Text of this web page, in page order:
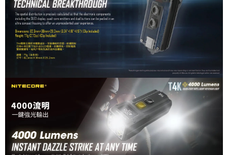
時審查核予不同之上限額度；若仍有額度不足之情形，本公司將視審查結果
請求用戶進行身份認證。
５．嚴禁一人註冊多個帳號或使用他人資訊註冊。若發現惡意使用之情形，
恩沛科技股份有限公司將有權停止該用戶之使用額度並採取法律行動。
每筆NT$200，滿NT$3,000(含以上)免運費